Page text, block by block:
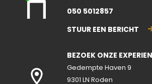
nte
pen
d
050 5012857
STUUR EEN BERICHT
BEZOEK ONZE
Gedempte Haven 9
9301 LN Roden